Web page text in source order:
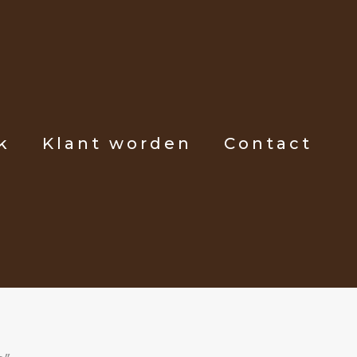
Klant worden Contact